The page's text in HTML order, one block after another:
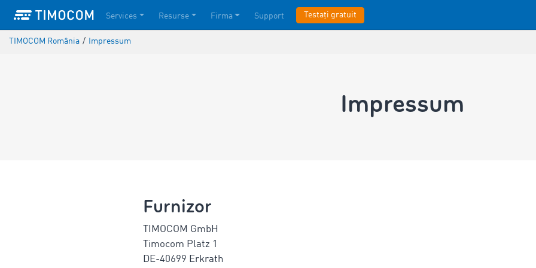
Services Resurse Firma Support Testați gratuit
TIMOCOM România / Impressum
Impressum
Furnizor
TIMOCOM GmbH
Timocom Platz 1
DE-40699 Erkrath